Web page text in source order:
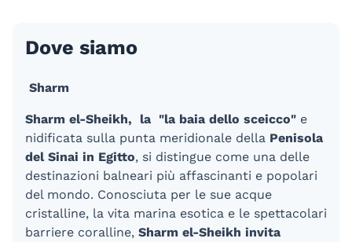
Dove siamo
Sharm
Sharm el-Sheikh, la "la baia dello sceicco" e
nidificata sulla punta meridionale della Penisola
del Sinai in Egitto, si distingue come una delle
destinazioni balneari più affascinanti e popolari
del mondo. Conosciuta per le sue acque
cristalline, la vita marina esotica e le spettacolari
barriere coralline, Sharm el-Sheikh invita